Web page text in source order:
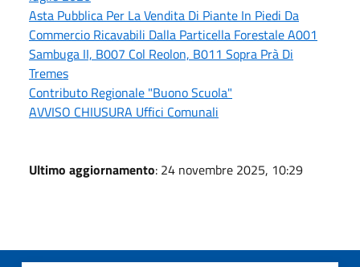
Asta Pubblica Per La Vendita Di Piante In Piedi Da
Commercio Ricavabili Dalla Particella Forestale A001
Sambuga II, B007 Col Reolon, B011 Sopra Prà Di
Tremes
Contributo Regionale "Buono Scuola"
AVVISO CHIUSURA Uffici Comunali
Ultimo aggiornamento: 24 novembre 2025, 10:29